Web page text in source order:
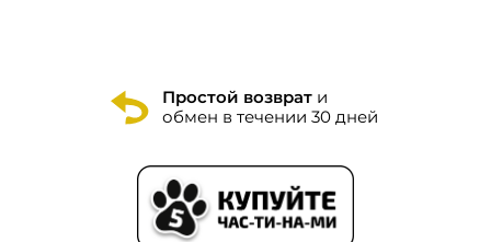
Простой возврати
обмен в течении 30 дней